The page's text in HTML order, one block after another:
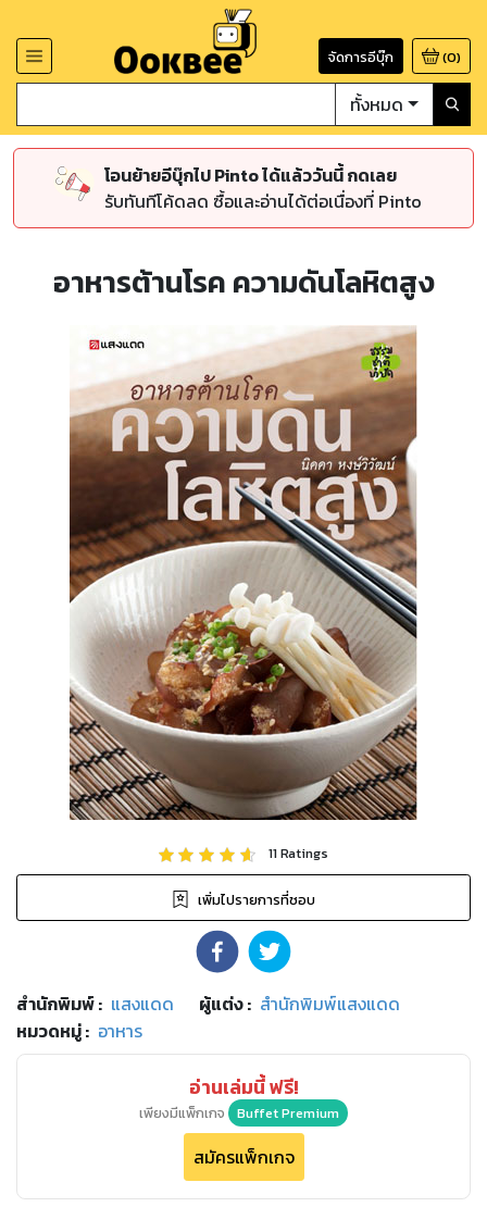
จัดการอีบุ๊ก (0)
ทั้งหมด
โอนย้ายอีบุ๊กไป Pinto ได้แล้ววันนี้ กดเลย
รับทันทีโค้ดลด ซื้อและอ่านได้ต่อเนื่องที่ Pinto
อาหารต้านโรค ความดันโลหิตสูง
11Ratings
เพิ่มไปรายการที่ชอบ
สำนักพิมพ์: แสงแดด ผู้แต่ง : สำนักพิมพ์แสงแดด
หมวดหมู่: อาหาร
อ่านเล่มนี้ ฟรี!
เพียงมีแพ็กเกจ Buffet Premium
สมัครแพ็กเกจ